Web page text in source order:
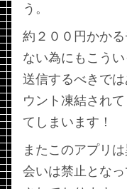
う。
約２００円かか
ない為にもこう
送信するべきで
ウント凍結され
てしまいます！
またこのアプリ
会いは禁止とな